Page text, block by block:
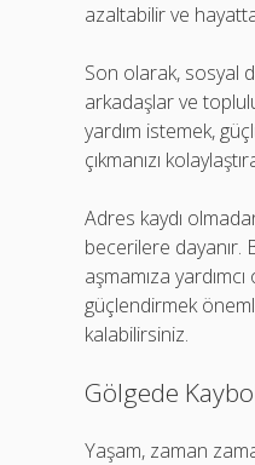
azaltabilir ve
Son olarak, sosyal
arkadaşlar ve
yardım istemek,
çıkmanızı
Adres kaydı
becerilere dayanır.
aşmamıza
güçlendirmek
kalabilirsiniz.
Gölgede
Yaşam, zaman